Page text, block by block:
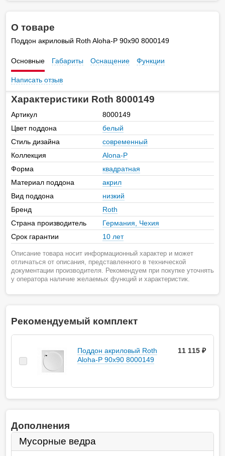
О товаре
Поддон акриловый Roth Aloha-P 90х90 8000149
Основные Габариты Оснащение Функции
Написать отзыв
Характеристики Roth 8000149
Артикул
8000149
Цвет поддона
белый
Стиль дизайна
современный
Коллекция
Alona-P
Форма
квадратная
Материал поддона
акрил
Вид поддона
низкий
Бренд
Roth
Страна производитель
Германия, Чехия
Срок гарантии
10 лет
Описание товара носит информационный характер и может
отличаться от описания, представленного в технической
документации производителя. Рекомендуем при покупке уточнять
у оператора наличие желаемых функций и характеристик.
Рекомендуемый комплект
Поддон акриловый Roth
Aloha-P 90х90 8000149
11 115 ₽
Дополнения
Мусорные ведра